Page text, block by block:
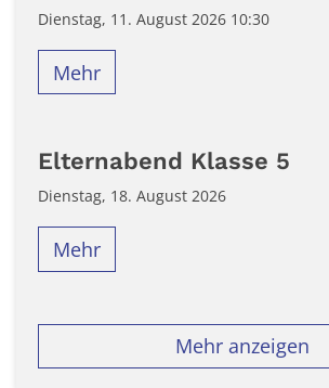
Dienstag, 11. August 2026 10:30
Mehr
Elternabend Klasse 5
Dienstag, 18. August 2026
Mehr
Mehr anzeigen